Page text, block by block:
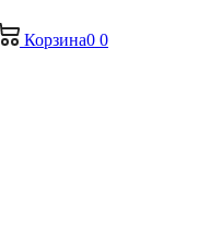
Корзина0 0